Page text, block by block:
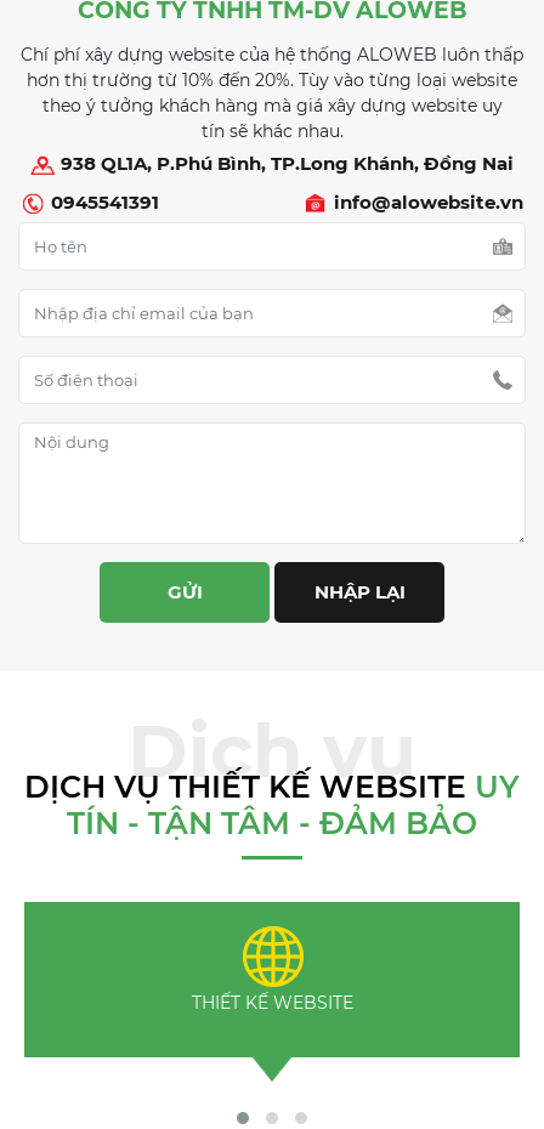
CÔNG TY TNHH TM-DV ALOWEB
Chí phí xây dựng website của hệ thống ALOWEB luôn thấp
hơn thị trường từ 10% đến 20%. Tùy vào từng loại website
theo ý tưởng khách hàng mà giá xây dựng website uy
tín sẽ khác nhau.
938 QL1A, P.Phú Bình, TP.Long Khánh, Đồng Nai
0945541391
info@alowebsite.vn
DỊCH VỤ THIẾT KẾ WEBSITE UY
TÍN - TẬN TÂM - ĐẢM BẢO
THIẾT KẾ WEBSITE